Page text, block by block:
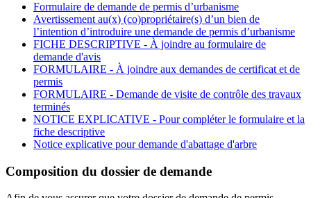
Formulaire de demande de permis d’urbanisme
Avertissement au(x) (co)propriétaire(s) d’un bien de
l’intention d’introduire une demande de permis d’urbanisme
FICHE DESCRIPTIVE - À joindre au formulaire de
demande d'avis
FORMULAIRE - À joindre aux demandes de certificat et de
permis
FORMULAIRE - Demande de visite de contrôle des travaux
terminés
NOTICE EXPLICATIVE - Pour compléter le formulaire et la
fiche descriptive
Notice explicative pour demande d'abattage d'arbre
Composition du dossier de demande